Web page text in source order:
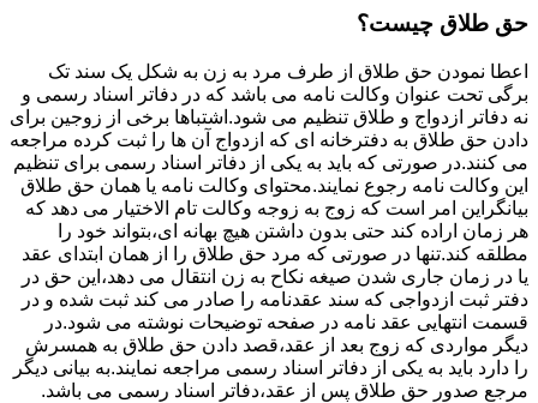
حق طلاق چیست؟
اعطا نمودن حق طلاق از طرف مرد به زن به شکل یک سند تک
برگی تحت عنوان وکالت نامه می باشد که در دفاتر اسناد رسمی و
نه دفاتر ازدواج و طلاق تنظیم می شود.اشتباها برخی از زوجین برای
دادن حق طلاق به دفترخانه ای که ازدواج آن ها را ثبت کرده مراجعه
می کنند.در صورتی که باید به یکی از دفاتر اسناد رسمی برای تنظیم
این وکالت نامه رجوع نمایند.محتوای وکالت نامه یا همان حق طلاق
بیانگراین امر است که زوج به زوجه وکالت تام الاختیار می دهد که
هر زمان اراده کند حتی بدون داشتن هیچ بهانه ای،بتواند خود را
مطلقه کند.تنها در صورتی که مرد حق طلاق را از همان ابتدای عقد
یا در زمان جاری شدن صیغه نکاح به زن انتقال می دهد،این حق در
دفتر ثبت ازدواجی که سند عقدنامه را صادر می کند ثبت شده و در
قسمت انتهایی عقد نامه در صفحه توضیحات نوشته می شود.در
دیگر مواردی که زوج بعد از عقد،قصد دادن حق طلاق به همسرش
را دارد باید به یکی از دفاتر اسناد رسمی مراجعه نمایند.به بیانی دیگر
مرجع صدور حق طلاق پس از عقد،دفاتر اسناد رسمی می باشد.